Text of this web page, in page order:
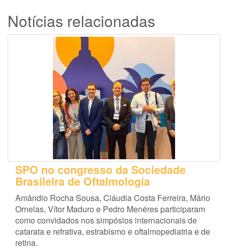
Notícias relacionadas
SPO no congresso da Sociedade
Brasileira de Oftalmologia
Amândio Rocha Sousa, Cláudia Costa Ferreira, Mário
Ornelas, Vítor Maduro e Pedro Menéres participaram
como convidados nos simpósios internacionais de
catarata e refrativa, estrabismo e oftalmopediatria e de
retina.